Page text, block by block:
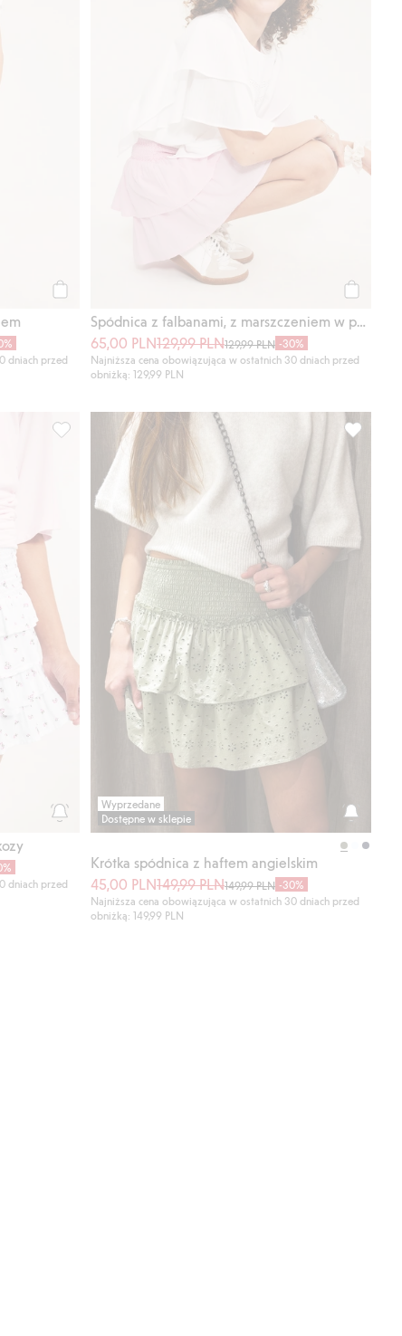
dniach przed
Spódnica z falbanami, z marszczeniem w pasie
65,00 PLN129,99 PLN129,99 PLN -30%
Najniższa cena obowiązująca w ostatnich 30 dniach przed
obniżką: 129,99 PLN
Dodaj do listy ulubione
dniach przed
Krótka spódnica z falbaną, z wiskozy, Dodaj do listy
Wyprzedane
Dostępne w sklepie
Krótka spódnica z haftem angielskim
45,00 PLN149,99 PLN149,99 PLN -30%
Najniższa cena obowiązująca w ostatnich 30 dniach przed
obniżką: 149,99 PLN